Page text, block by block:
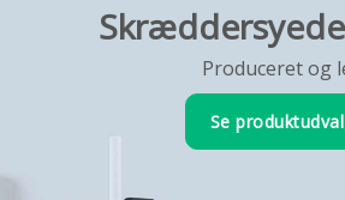
Produceret og
Se